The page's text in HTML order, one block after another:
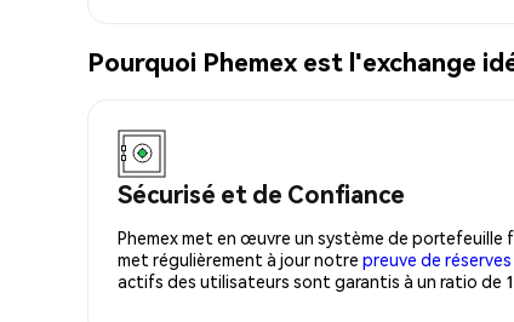
Pourquoi Phemex est l'exchange
Sécurisé et de Confiance
Phemex met en œuvre un système de
met régulièrement à jour notre preuve de réserves
actifs des utilisateurs sont garantis à un ratio de